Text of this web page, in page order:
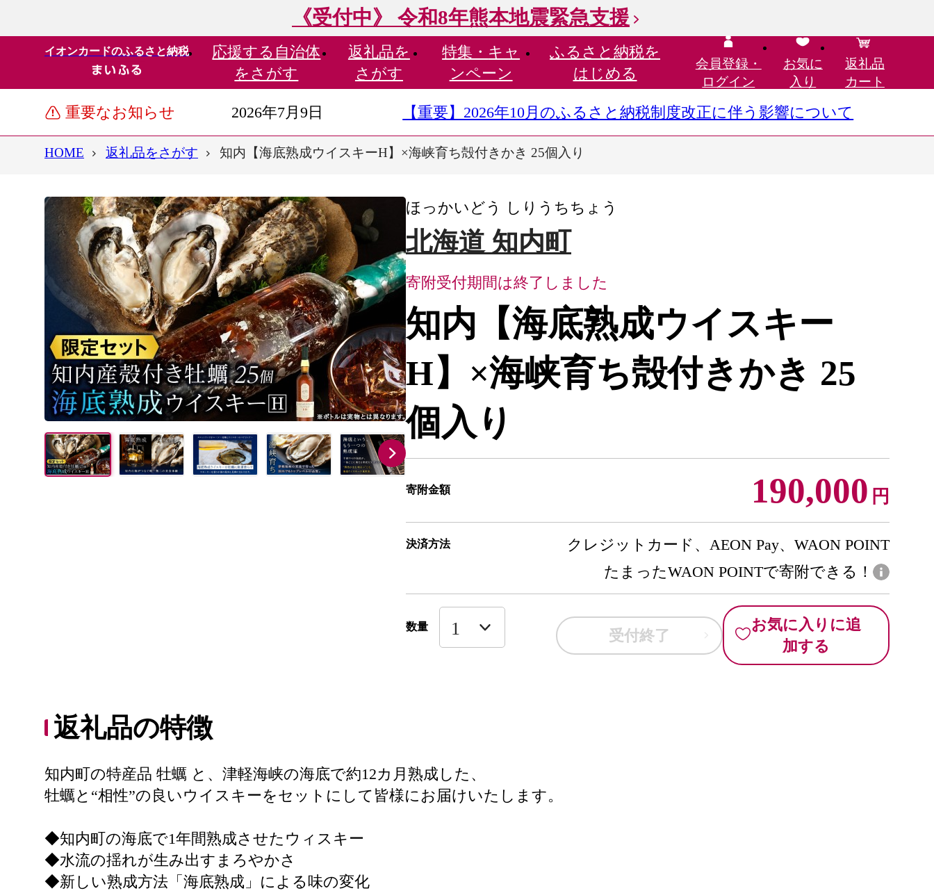
《受付中》 令和8年熊本地震緊急支援
イオンカードのふるさと納税 応援する 自治体
をさがす
返礼品を
さがす
特集・ キャ
ンペーン
ふるさと納税を
はじめる
会員登録・
ログイン
お気に
入り
返礼品
カート
重要なお知らせ 2026年7月9日 【重要】2026年10月のふるさと納税制度改正に伴う影響について
HOME 返礼品をさがす 知内【海底熟成ウイスキーH】×海峡育ち殻付きかき 25個入り
ほっかいどう しりうちちょう
北海道 知内町
寄附受付期間は終了しました
知内【海底熟成ウイスキー
H】×海峡育ち殻付きかき 25
個入り
寄附金額 190,000 円
決済方法
クレジットカード、AEON Pay、WAON POINT
たまったWAON POINTで寄附できる！
数量 受付終了
お気に入りに追
加する
返礼品の特徴
知内町の特産品 牡蠣 と、津軽海峡の海底で約12カ月熟成した、
牡蠣と“相性”の良いウイスキーをセットにして皆様にお届けいたします。
◆知内町の海底で1年間熟成させたウィスキー
◆水流の揺れが生み出すまろやかさ
◆新しい熟成方法「海底熟成」による味の変化